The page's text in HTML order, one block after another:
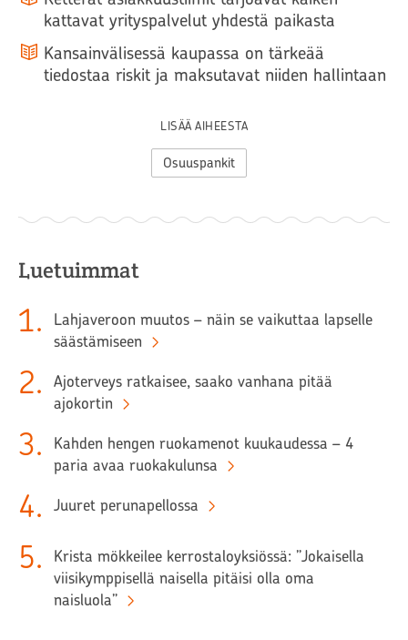
kattavat yrityspalvelut yhdestä paikasta
Kansainvälisessä kaupassa on tärkeää
tiedostaa riskit ja maksutavat niiden hallintaan
LISÄÄ AIHEESTA
Osuuspankit
Luetuimmat
1.
Lahjaveroon muutos – näin se vaikuttaa lapselle
säästämiseen
2.
Ajoterveys ratkaisee, saako vanhana pitää
ajokortin
3.
Kahden hengen ruokamenot kuukaudessa – 4
paria avaa ruokakulunsa
4. Juuret perunapellossa
5.
Krista mökkeilee kerrostaloyksiössä: ”Jokaisella
viisikymppisellä naisella pitäisi olla oma
naisluola”